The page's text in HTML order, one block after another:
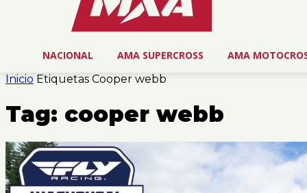
NACIONAL AMA SUPERCROSS
AMA
Inicio Etiquetas Cooper webb
Tag: cooper webb